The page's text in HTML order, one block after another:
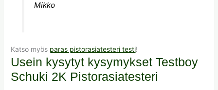
Mikko
Katso myös paras pistorasiatesteri testi!
Usein kysytyt kysymykset Testboy
Schuki 2K Pistorasiatesteri